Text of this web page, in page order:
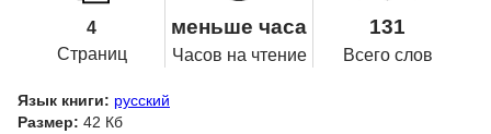
4
Страниц
меньше часа
Часов на чтение
131
Всего слов
Язык книги: русский
Размер: 42 Кб